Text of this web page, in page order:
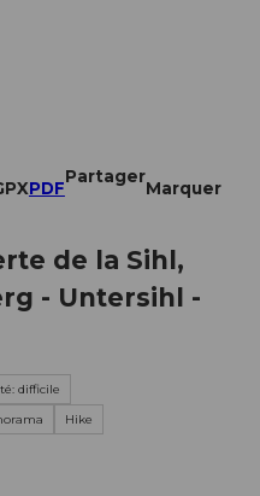
PDF
Partager
Marquer
de la Sihl,
- Untersihl -
difficile
Hike